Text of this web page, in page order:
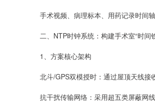
手术视频、病理标本、用药记录时间
二、NTP时钟系统：构建手术室“时间
1、方案核心架构
北斗/GPS双模授时：通过屋顶天线接
抗干扰传输网络：采用超五类屏蔽网